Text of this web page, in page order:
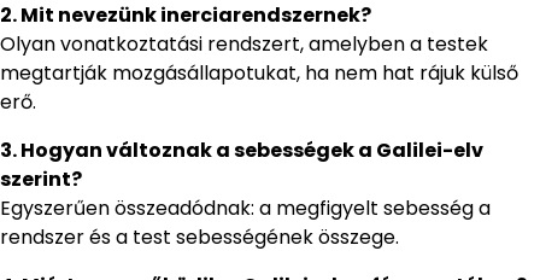
2. Mit nevezünk inerciarendszernek?
Olyan vonatkoztatási rendszert, amelyben a testek
megtartják mozgásállapotukat, ha nem hat rájuk külső
erő.
3. Hogyan változnak a sebességek a Galilei-elv
szerint?
Egyszerűen összeadódnak: a megfigyelt sebesség a
rendszer és a test sebességének összege.